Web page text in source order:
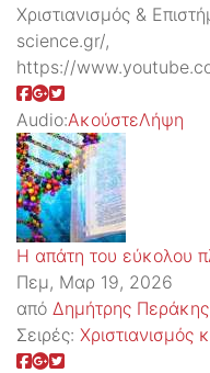
Χριστιανισμός &
science.gr/,
https://
Audio:ΑκούστεΛήψη
Η απάτη του εύκολου
Πεμ, Μαρ 19, 2026
από Δημήτρης Περάκης
Σειρές: Χριστιανισμός